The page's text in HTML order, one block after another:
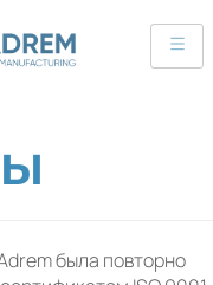
была повторно